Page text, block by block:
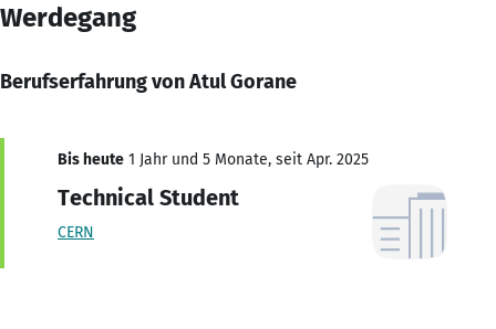
Werdegang
Berufserfahrung von Atul Gorane
Bis heute 1 Jahr und 5 Monate, seit Apr. 2025
Technical Student
CERN